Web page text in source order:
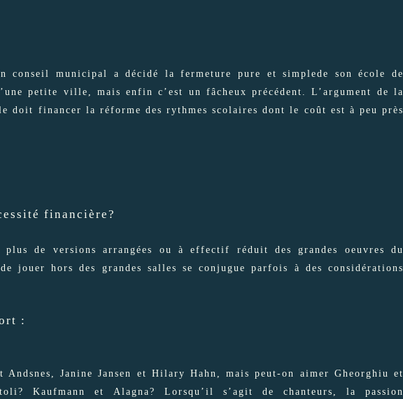
conseil municipal a décidé la fermeture pure et simplede son école de
petite ville, mais enfin c’est un fâcheux précédent. L’argument de la
doit financer la réforme des rythmes scolaires dont le coût est à peu près
financière?
de versions arrangées ou à effectif réduit des grandes oeuvres du
jouer hors des grandes salles se conjugue parfois à des considérations
:
Andsnes, Janine Jansen et Hilary Hahn, mais peut-on aimer Gheorghiu et
Kaufmann et Alagna? Lorsqu’il s’agit de chanteurs, la passion